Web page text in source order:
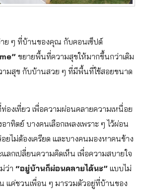
ย ๆ ที่บ้านของคุณ กับคอนเซ็ปต์
ขยายพื้นที่ความสุขให้มากขึ้นกว่าเดิม
วามสุข กับบ้านสวย ๆ ที่มีพื้นที่ใช้สอยขนาด
งเที่ยว เพื่อความผ่อนคลายความเหนื่อย
าทิตย์ บางคนเลือกเพลงเพราะ ๆ ไว้ผ่อน
ยไม่ต้องเครียด และบางคนมองหาคนข้าง
ลกเปลี่ยนความคิดเห็น เพื่อความสบายใจ
ว่า “อยู่บ้านก็ผ่อนคลายได้นะ” แบบไม่
แค่ชวนเพื่อน ๆ มารวมตัวอยู่ที่บ้านของ